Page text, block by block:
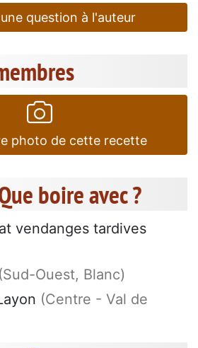
question à l'auteur
photo de cette recette
boire avec ?
vendanges tardives
(Sud-Ouest, Blanc)
(Centre - Val de